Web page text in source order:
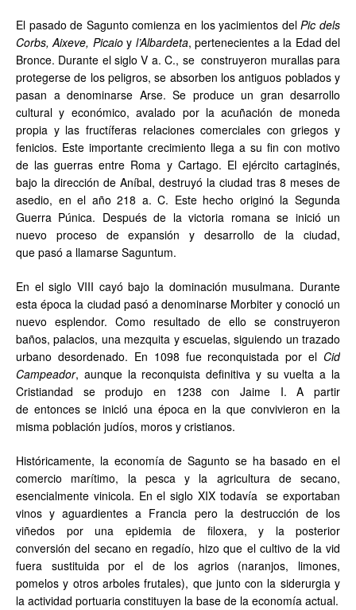
El pasado de Sagunto comienza en los yacimientos delPic dels
Corbs, Aixeve, Picaioy l’Albardeta, pertenecientes a la Edad del
Bronce. Durante el siglo V a. C., se construyeron murallas para
protegerse de los peligros, se absorben los antiguos poblados y
pasan a denominarse Arse. Se produce un gran desarrollo
cultural y económico, avalado por la acuñación de moneda
propia y las fructíferas relaciones comerciales con griegos y
fenicios. Este importante crecimiento llega a su fin con motivo
de las guerras entre Roma y Cartago. El ejército cartaginés,
bajo la dirección de Aníbal, destruyó la ciudad tras 8 meses de
asedio, en el año 218 a. C. Este hecho originó la Segunda
Guerra Púnica. Después de la victoria romana se inició un
nuevo proceso de expansión y desarrollo de la ciudad,
que pasó a llamarse Saguntum.
En el siglo VIII cayó bajo la dominación musulmana. Durante
esta época la ciudad pasó a denominarse Morbiter y conoció un
nuevo esplendor. Como resultado de ello se construyeron
baños, palacios, una mezquita y escuelas, siguiendo un trazado
urbano desordenado. En 1098 fue reconquistada por el Cid
Campeador, aunque la reconquista definitiva y su vuelta a la
Cristiandad se produjo en 1238 con Jaime I. A partir
de entonces se inició una época en la que convivieron en la
misma población judíos, moros y cristianos.
Históricamente, la economía de Sagunto se ha basado en el
comercio marítimo, la pesca y la agricultura de secano,
esencialmente vinicola. En el siglo XIX todavía se exportaban
vinos y aguardientes a Francia pero la destrucción de los
viñedos por una epidemia de filoxera, y la posterior
conversión del secano en regadío, hizo que el cultivo de la vid
fuera sustituida por el de los agrios (naranjos, limones,
pomelos y otros arboles frutales), que junto con la siderurgia y
la actividad portuaria constituyen la base de la economía actual.